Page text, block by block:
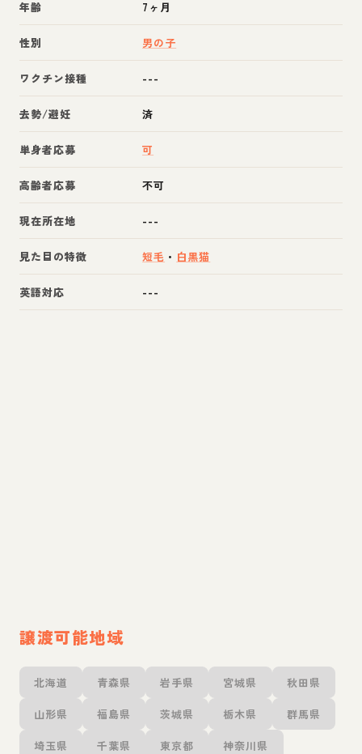
年齢 7ヶ月
性別 男の子
ワクチン接種 ---
去勢/避妊 済
単身者応募 可
高齢者応募 不可
現在所在地 ---
見た目の特徴 短毛 ・ 白黒猫
英語対応 ---
譲渡可能地域
北海道 青森県 岩手県 宮城県 秋田県
山形県 福島県 茨城県 栃木県 群馬県
埼玉県 千葉県 東京都 神奈川県